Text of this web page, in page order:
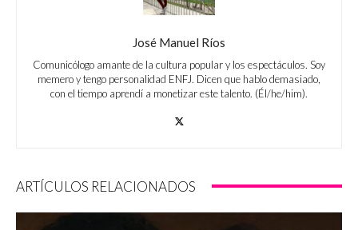
José Manuel Ríos
Comunicólogo amante de la cultura popular y los espectáculos. Soy
memero y tengo personalidad ENFJ. Dicen que hablo demasiado,
con el tiempo aprendí a monetizar este talento. (Él/he/him).
ARTÍCULOS RELACIONADOS